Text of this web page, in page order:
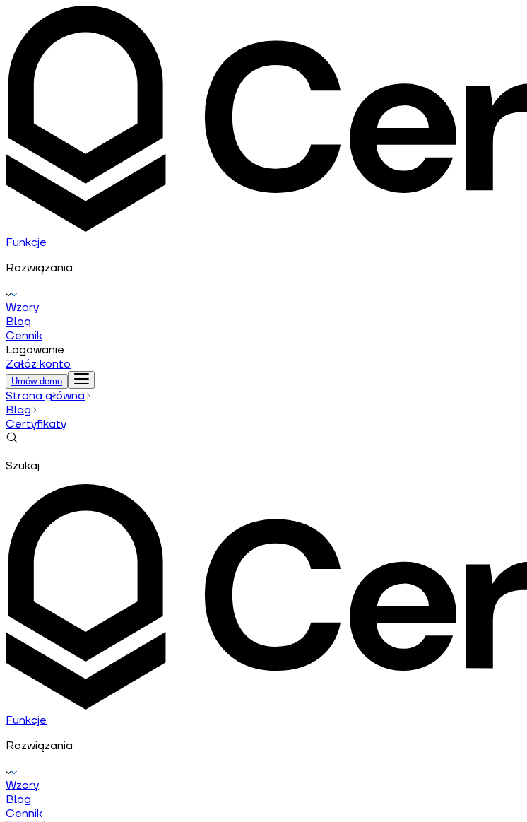
Funkcje
Rozwiązania
Wzory
Blog
Cennik
Logowanie
Załóż konto
Umów demo
Strona główna
Blog
Certyfikaty
Szukaj
Funkcje
Rozwiązania
Wzory
Blog
Cennik